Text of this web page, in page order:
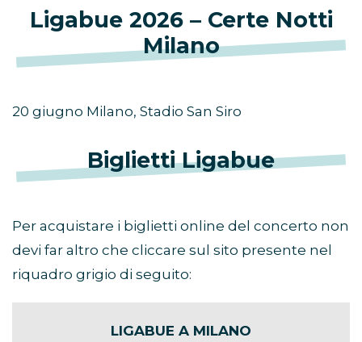
Ligabue 2026 – Certe Notti
Milano
20 giugno Milano, Stadio San Siro
Biglietti Ligabue
Per acquistare i biglietti online del concerto non
devi far altro che cliccare sul sito presente nel
riquadro grigio di seguito:
LIGABUE A MILANO